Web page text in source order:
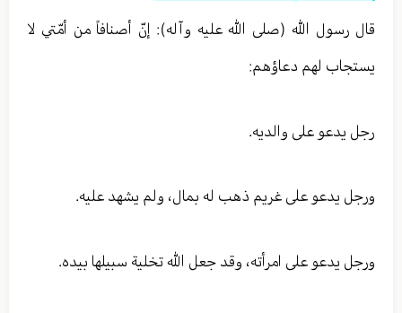
قال رسول الله (صلى الله عليه وآله): إنّ أصنافاً من أمّتي لا
يستجاب لهم دعاؤهم:
رجل يدعو على والديه.
ورجل يدعو على غريم ذهب له بمال، ولم يشهد عليه.
ورجل يدعو على امرأته، وقد جعل الله تخلية سبيلها بيده.